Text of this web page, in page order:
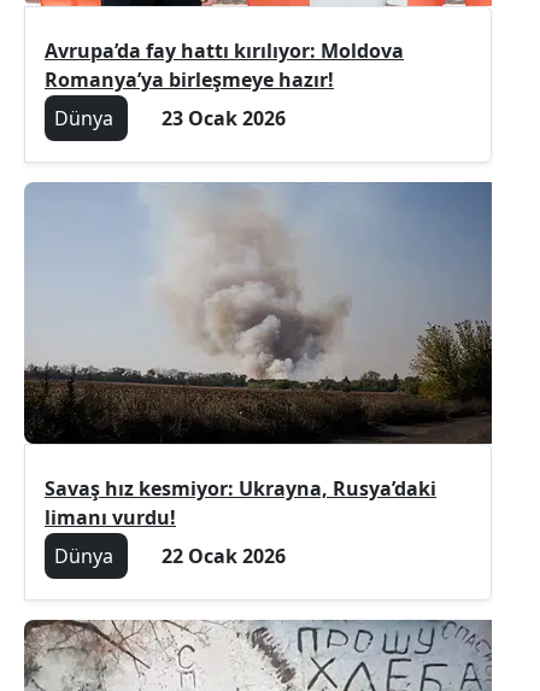
Avrupa’da fay hattı kırılıyor: Moldova
Romanya’ya birleşmeye hazır!
Dünya
23 Ocak 2026
Savaş hız kesmiyor: Ukrayna, Rusya’daki
limanı vurdu!
Dünya
22 Ocak 2026